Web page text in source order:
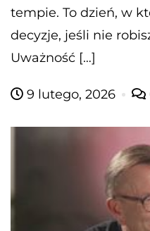
tempie. To dzień, w
decyzje, jeśli nie
Uważność […]
9 lutego, 2026